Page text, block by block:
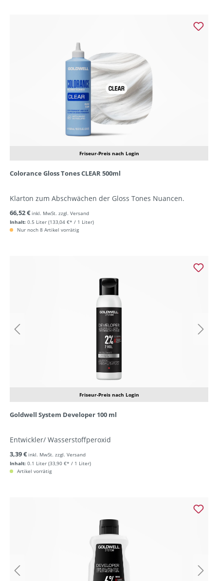
Friseur-Preis nach Login
Colorance Gloss Tones CLEAR 500ml
Klarton zum Abschwächen der Gloss Tones Nuancen.
Inhalt: 0.5 Liter (133,04 €* / 1 Liter)
66,52 € inkl. MwSt. zzgl. Versand
Nur noch 8 Artikel vorrätig
Friseur-Preis nach Login
Goldwell System Developer 100 ml
Entwickler/ Wasserstoffperoxid
Inhalt: 0.1 Liter (33,90 €* / 1 Liter)
3,39 € inkl. MwSt. zzgl. Versand
Artikel vorrätig